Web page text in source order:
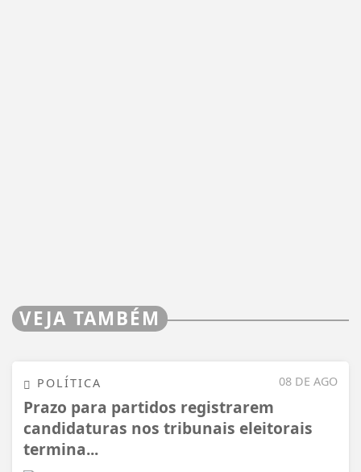
VEJA TAMBÉM
08 DE AGO
POLÍTICA
Prazo para partidos registrarem
candidaturas nos tribunais eleitorais
termina...